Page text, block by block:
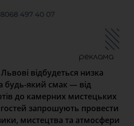
реклама
відбудеться низка
будь-який смак — від
до камерних мистецьких
запрошують провести
мистецтва та атмосфери